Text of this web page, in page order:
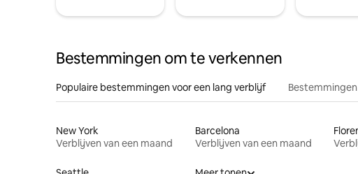
Bestemmingen om te verkennen
Populaire bestemmingen voor een lang verblijf
New York
Verblijven van een maand
Barcelona
Verblijven van een maand